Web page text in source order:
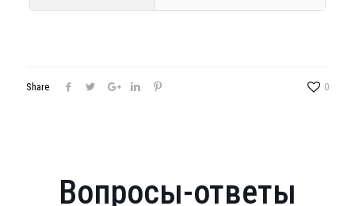
Share 0
Вопросы-ответы